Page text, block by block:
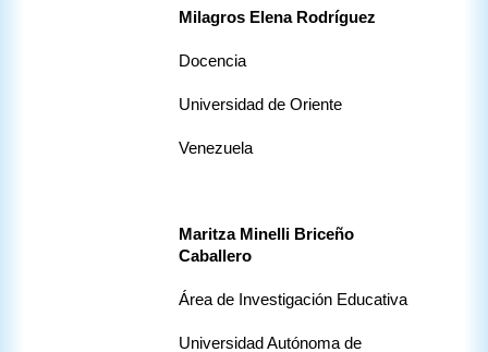
Milagros Elena Rodríguez
Docencia
Universidad de Oriente
Venezuela
Maritza Minelli Briceño
Caballero
Área de Investigación Educativa
Universidad Autónoma de